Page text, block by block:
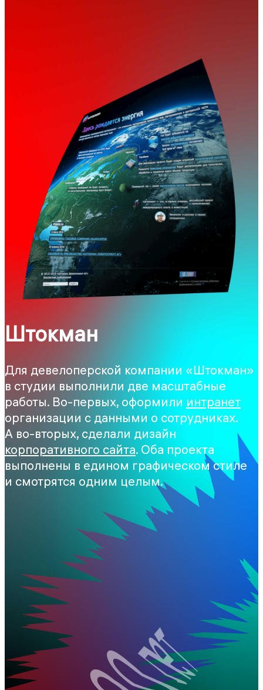
Штокман
Для девелоперской компании «Штокман»
в студии выполнили две масштабные
работы. Во-первых, оформили интранет
организации с данными о сотрудниках.
А во-вторых, сделали дизайн
корпоративного сайта. Оба проекта
выполнены в едином графическом стиле
и смотрятся одним целым.